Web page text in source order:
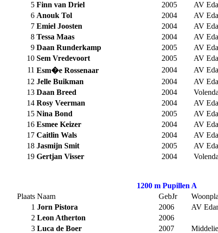
5 Finn van Driel 2005
AV
6 Anouk Tol 2004
AV
7 Emiel Joosten 2004
AV
8 Tessa Maas 2004
AV
9 Daan Runderkamp 2005
AV
10 Sem Vredevoort 2005
AV
11 Esm�e Rossenaar 2004
AV
12 Jelle Buikman 2004
AV
13 Daan Breed 2004
14 Rosy Veerman 2004
AV
15 Nina Bond 2005
AV
16 Esmee Keizer 2004
AV
17 Caitlin Wals 2004
AV
18 Jasmijn Smit 2005
AV
19 Gertjan Visser 2004
1200 m Pupillen A
Plaats Naam GebJr
1 Jorn Pistora 2006
AV
2 Leon Atherton
2006
3 Luca de Boer 2007
Middelie